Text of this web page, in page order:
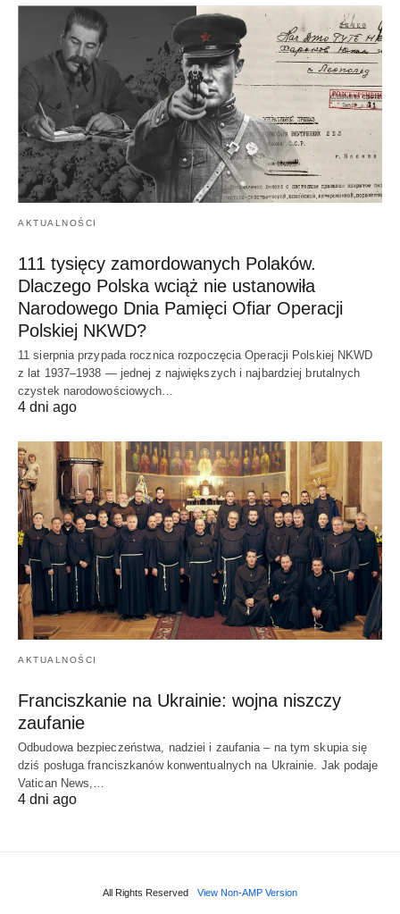
AKTUALNOŚCI
111 tysięcy zamordowanych Polaków.
Dlaczego Polska wciąż nie ustanowiła
Narodowego Dnia Pamięci Ofiar Operacji
Polskiej NKWD?
11 sierpnia przypada rocznica rozpoczęcia Operacji Polskiej NKWD
z lat 1937–1938 — jednej z największych i najbardziej brutalnych
czystek narodowościowych…
4 dni ago
AKTUALNOŚCI
Franciszkanie na Ukrainie: wojna niszczy
zaufanie
Odbudowa bezpieczeństwa, nadziei i zaufania – na tym skupia się
dziś posługa franciszkanów konwentualnych na Ukrainie. Jak podaje
Vatican News,…
4 dni ago
All Rights Reserved View Non-AMP Version